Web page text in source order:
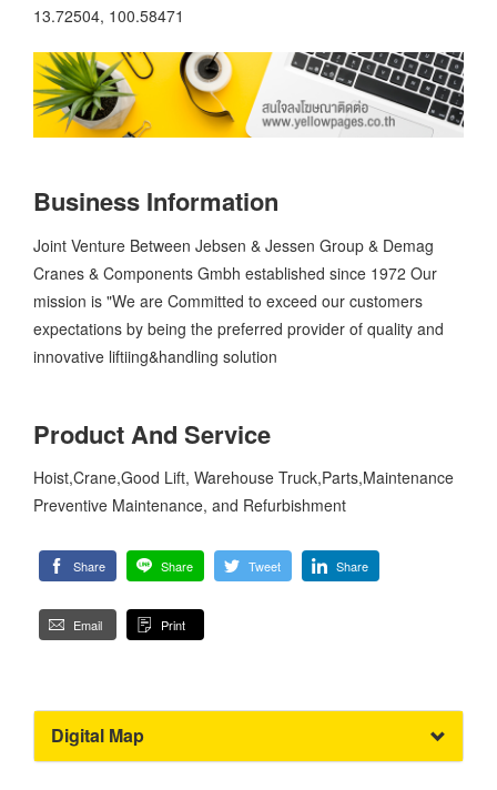
13.72504, 100.58471
Business Information
Joint Venture Between Jebsen & Jessen Group & Demag
Cranes & Components Gmbh established since 1972 Our
mission is "We are Committed to exceed our customers
expectations by being the preferred provider of quality and
innovative liftiing&handling solution
Product And Service
Hoist,Crane,Good Lift, Warehouse Truck,Parts,Maintenance
Preventive Maintenance, and Refurbishment
Share Share Tweet Share
Email Print
Digital Map